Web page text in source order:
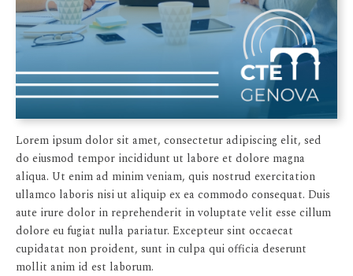
Lorem ipsum dolor sit amet, consectetur adipiscing elit, sed
do eiusmod tempor incididunt ut labore et dolore magna
aliqua. Ut enim ad minim veniam, quis nostrud exercitation
ullamco laboris nisi ut aliquip ex ea commodo consequat. Duis
aute irure dolor in reprehenderit in voluptate velit esse cillum
dolore eu fugiat nulla pariatur. Excepteur sint occaecat
cupidatat non proident, sunt in culpa qui officia deserunt
mollit anim id est laborum.